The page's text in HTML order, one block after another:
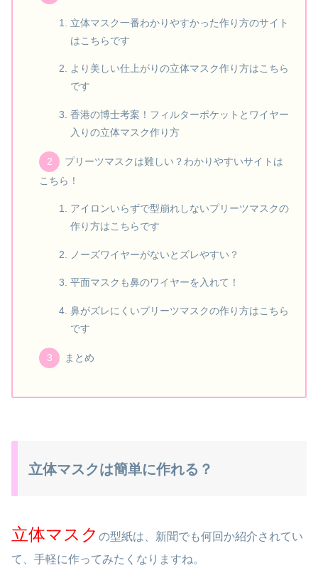
立体マスク一番わかりやすかった作り方のサイト
はこちらです
より美しい仕上がりの立体マスク作り方はこちら
です
香港の博士考案！フィルターポケットとワイヤー
入りの立体マスク作り方
プリーツマスクは難しい？わかりやすいサイトは
こちら！
アイロンいらずで型崩れしないプリーツマスクの
作り方はこちらです
ノーズワイヤーがないとズレやすい？
平面マスクも鼻のワイヤーを入れて！
鼻がズレにくいプリーツマスクの作り方はこちら
です
まとめ
立体マスクは簡単に作れる？
立体マスク の型紙は、新聞でも何回か紹介されてい
て、手軽に作ってみたくなりますね。